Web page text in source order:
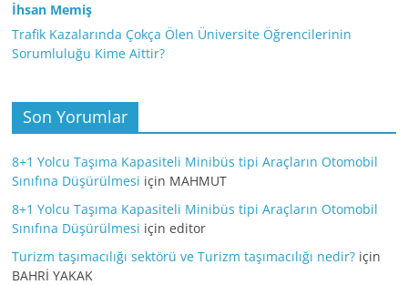
İhsan Memiş
Trafik Kazalarında Çokça Ölen Üniversite Öğrencilerinin
Sorumluluğu Kime Aittir?
Son Yorumlar
8+1 Yolcu Taşıma Kapasiteli Minibüs tipi Araçların Otomobil
Sınıfına Düşürülmesi için MAHMUT
8+1 Yolcu Taşıma Kapasiteli Minibüs tipi Araçların Otomobil
Sınıfına Düşürülmesi içineditor
Turizm taşımacılığı sektörü ve Turizm taşımacılığı nedir? için
BAHRİ YAKAK